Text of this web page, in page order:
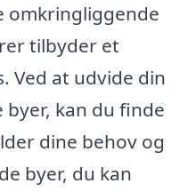
omkringliggende
tilbyder et
Ved at udvide din
kan du finde
dine behov og
byer, du kan